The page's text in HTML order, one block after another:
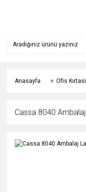
Anasayfa Ofis
Cassa 8040